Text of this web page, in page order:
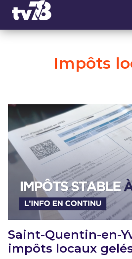
Impôts
Saint-Quentin-en-
impôts locaux
Panneau de gestion des cookies